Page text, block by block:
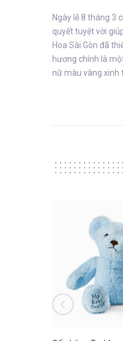
Ngày lễ 8 tháng 3
quyết tuyệt vời
Hoa Sài Gòn đã
hương chính là
nữ màu vàng xinh